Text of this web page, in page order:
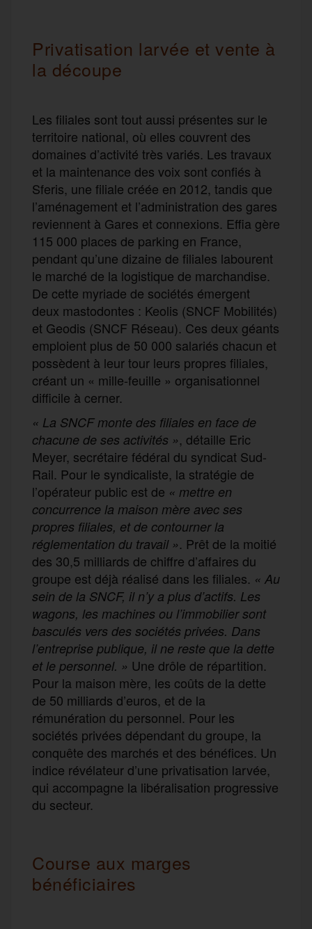
Privatisation larvée et vente à
la découpe
Les filiales sont tout aussi présentes sur le
territoire national, où elles couvrent des
domaines d’activité très variés. Les travaux
et la maintenance des voix sont confiés à
Sferis, une filiale créée en 2012, tandis que
l’aménagement et l’administration des gares
reviennent à Gares et connexions. Effia gère
115 000 places de parking en France,
pendant qu’une dizaine de filiales labourent
le marché de la logistique de marchandise.
De cette myriade de sociétés émergent
deux mastodontes : Keolis (SNCF Mobilités)
et Geodis (SNCF Réseau). Ces deux géants
emploient plus de 50 000 salariés chacun et
possèdent à leur tour leurs propres filiales,
créant un « mille-feuille » organisationnel
difficile à cerner.
« La SNCF monte des filiales en face de
chacune de ses activités », détaille Eric
Meyer, secrétaire fédéral du syndicat Sud-
Rail. Pour le syndicaliste, la stratégie de
l’opérateur public est de « mettre en
concurrence la maison mère avec ses
propres filiales, et de contourner la
réglementation du travail ». Prêt de la moitié
des 30,5 milliards de chiffre d’affaires du
groupe est déjà réalisé dans les filiales. « Au
sein de la SNCF, il n’y a plus d’actifs. Les
wagons, les machines ou l’immobilier sont
basculés vers des sociétés privées. Dans
l’entreprise publique, il ne reste que la dette
et le personnel. » Une drôle de répartition.
Pour la maison mère, les coûts de la dette
de 50 milliards d’euros, et de la
rémunération du personnel. Pour les
sociétés privées dépendant du groupe, la
conquête des marchés et des bénéfices. Un
indice révélateur d’une privatisation larvée,
qui accompagne la libéralisation progressive
du secteur.
Course aux marges
bénéficiaires